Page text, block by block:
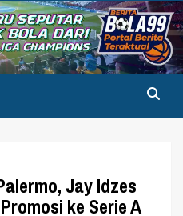
Jay Idzes
ke Serie A